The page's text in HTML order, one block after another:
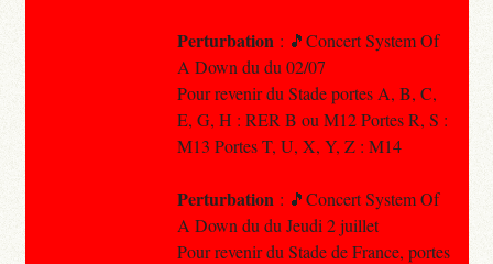
Perturbation : 🎵Concert System Of
A Down du du 02/07
Pour revenir du Stade portes A, B, C,
E, G, H : RER B ou M12 Portes R, S :
M13 Portes T, U, X, Y, Z : M14
Perturbation : 🎵Concert System Of
A Down du du Jeudi 2 juillet
Pour revenir du Stade de France, portes